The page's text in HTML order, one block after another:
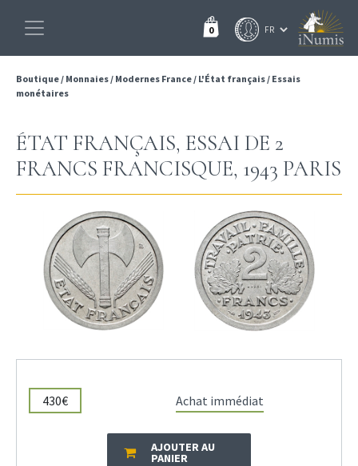
0
Boutique/ Monnaies/ Modernes France/ L'État français/ Essais
monétaires
ÉTAT FRANÇAIS, ESSAI DE 2
FRANCS FRANCISQUE, 1943 PARIS
430€ Achat immédiat
AJOUTER AU
PANIER